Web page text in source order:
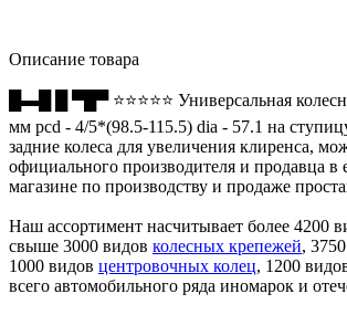
Описание товара
█▬█ █ ▀█▀ ⭐⭐⭐⭐⭐ Универсальная
мм pcd - 4/5*(98.5-115.5) dia - 57.1 на
задние колеса для увеличения клиренса,
официального производителя и продавца в
магазине по производству и продаже
Наш ассортимент насчитывает более 4200
свыше 3000 видов колесных крепежей,
1000 видов центровочных колец, 1200
всего автомобильного ряда иномарок и